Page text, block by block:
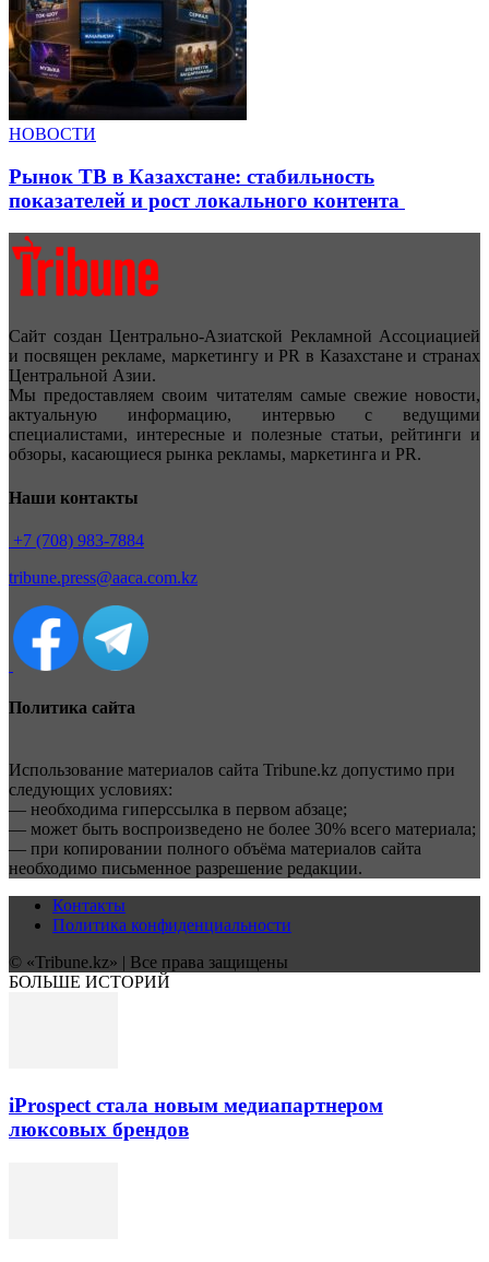
НОВОСТИ
Рынок ТВ в Казахстане: стабильность
показателей и рост локального контента
Сайт создан Центрально-Азиатской Рекламной Ассоциацией
и посвящен рекламе, маркетингу и PR в Казахстане и странах
Центральной Азии.
Мы предоставляем своим читателям самые свежие новости,
актуальную информацию, интервью с ведущими
специалистами, интересные и полезные статьи, рейтинги и
обзоры, касающиеся рынка рекламы, маркетинга и PR.
Наши контакты
+7 (708) 983-7884
tribune.press@aaca.com.kz
Политика сайта
Использование материалов сайта Tribune.kz допустимо при
следующих условиях:
— необходима гиперссылка в первом абзаце;
— может быть воспроизведено не более 30% всего материала;
— при копировании полного объёма материалов сайта
необходимо письменное разрешение редакции.
Контакты
Политика конфиденциальности
© «Tribune.kz» | Все права защищены
БОЛЬШЕ ИСТОРИЙ
iProspect стала новым медиапартнером
люксовых брендов